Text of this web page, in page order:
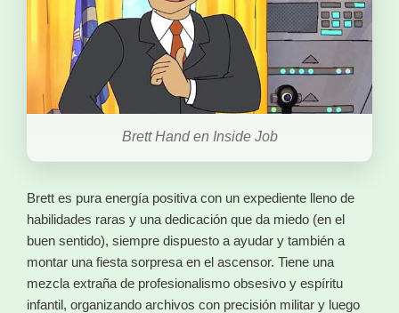
Brett Hand en Inside Job
Brett es pura energía positiva con un expediente lleno de
habilidades raras y una dedicación que da miedo (en el
buen sentido), siempre dispuesto a ayudar y también a
montar una fiesta sorpresa en el ascensor. Tiene una
mezcla extraña de profesionalismo obsesivo y espíritu
infantil, organizando archivos con precisión militar y luego